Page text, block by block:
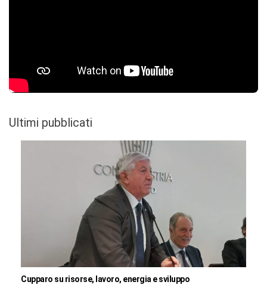
Ultimi pubblicati
Cupparo su risorse, lavoro, energia e sviluppo